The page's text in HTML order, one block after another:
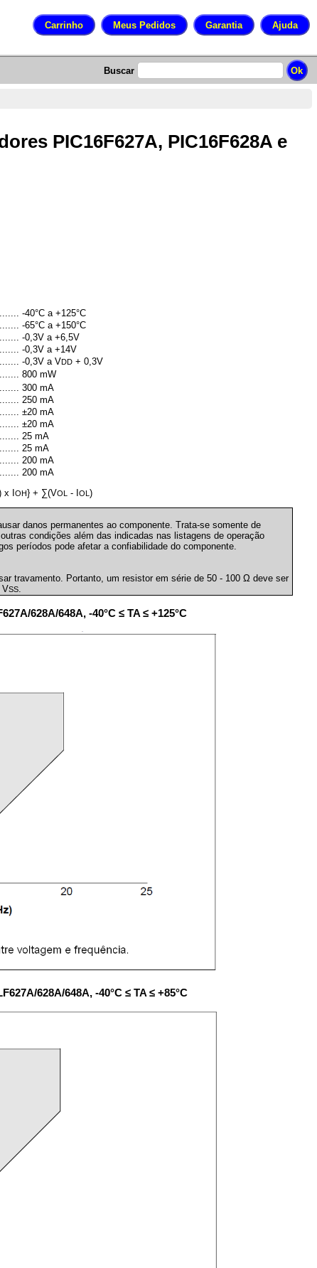
Buscar
PIC16F627A, PIC16F628A e
-40°C a +125°C
-65°C a +150°C
-0,3V a +6,5V
-0,3V a +14V
-0,3V a VDD + 0,3V
800 mW
300 mA
250 mA
±20 mA
±20 mA
25 mA
25 mA
200 mA
200 mA
x IOH} + ∑(VOL - IOL )
danos permanentes ao componente. Trata-se somente de
condições além das indicadas nas listagens de operação
períodos pode afetar a confiabilidade do componente.
travamento. Portanto, um resistor em série de 50 - 100 Ω deve ser
VSS.
628A/648A, -40°C ≤ TA ≤ +125°C
628A/648A, -40°C ≤ TA ≤ +85°C